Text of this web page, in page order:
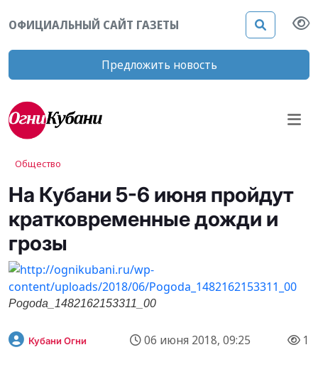
ОФИЦИАЛЬНЫЙ САЙТ ГАЗЕТЫ
Предложить новость
Общество
На Кубани 5-6 июня пройдут
кратковременные дожди и
грозы
Pogoda_1482162153311_00
Кубани Огни 06 июня 2018, 09:25 1